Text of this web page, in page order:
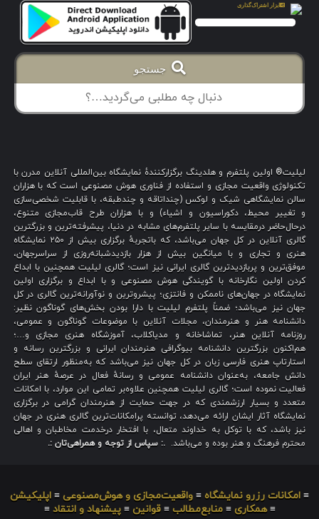
جستجو
لیلیت® اولین پلتفرم و هلدینگ برگزارکنندهٔ نمایشگاه بین‌المللی آنلاین مدرن با
تکنولوژی واقعیت مجازی و استفاده از فناوری هوش مصنوعی است که با هزاران
سالن نمایشگاهی شیک و لوکس (چنداتاقه و چندطبقه، با قابلیت شخصی‌سازی
و تغییر محیط، دکوراسیون و اشیاء) و با هزاران طرح قاب‌مجازی متنوع،
درحال‌حاضر درمقایسه با سایر پلتفرم‌های مشابه در دنیا، پیشرفته‌ترین و بزرگترین
گالری آنلاین در کل جهان می‌باشد، که باتجربهٔ برگزاری بیش از ۲۵۰ نمایشگاه
هنری و تجاری و با میانگین بیش از هزار بازدیدشبانه‌روزی از سراسرجهان،
موفق‌ترین و پربازدیدترین گالری ایرانی نیز است؛ گالری لیلیت همچنین با ابداع
کردن اولین نگارخانه با گویندگی هوش مصنوعی و با ابداع و برگزاری اولین
نمایشگاه در جهان‌های ناممکن و فانتزی؛ پیشروترین و نوآورانه‌ترین گالری در کل
جهان نیز می‌باشد؛ ضمناً پلتفرم لیلیت با دارا بودن بخش‌های گوناگون نظیر:
دانشنامه هنر و هنرمندان، مجلات آنلاین با موضوعات گوناگون و عمومی،
روزنامه آنلاین هنر، تماشاخانه و مدیاکلاب، آموزشگاه هنری مجازی و…؛
هم‌اکنون بزرگترین دانشنامه بیوگرافی هنرمندان ایرانی و بزرگترین رسانه و
استارتاپ هنری فارسی زبان در کل جهان نیز می‌باشد که به‌منظور ارتقای سطح
دانش جامعه، به‌عنوان دانشنامه عمومی و رسانهٔ فعال در عرصهٔ هنر ایران
فعالیت نموده است؛ گالری لیلیت همچنین علاوه‌بر تمامی این موارد، با امکانات
متعدد و بسیار ارزشمندی که در جهت حمایت از هنرمندان گرامی در برگزاری
نمایشگاه آثار ایشان ارائه می‌دهد، توانسته پرامکانات‌ترین گالری هنری در جهان
نیز باشد، که با توکل به خداوند متعال، با افتخار درخدمت مخاطبان و اهالی
محترم فرهنگ و هنر بوده و می‌باشد. .: سپاس از توجه و همراهی‌تان :.
≡ امکانات رزرو نمایشگاه ≡ واقعیت‌مجازی و هوش‌مصنوعی ≡ اپلیکیشن
≡همکاری ≡منابع‌مطالب ≡قوانین ≡پیشنهاد و انتقاد ≡